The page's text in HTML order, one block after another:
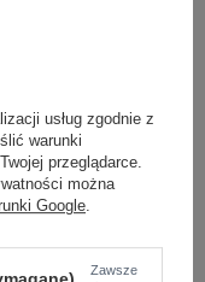
(+4)
CENĘ
usług zgodnie z
warunki
przeglądarce.
można
Google.
Zawsze